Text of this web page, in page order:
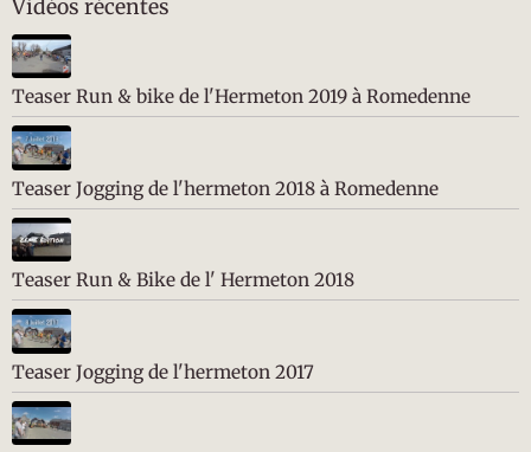
Vidéos récentes
Teaser Run & bike de l'Hermeton 2019 à Romedenne
Teaser Jogging de l'hermeton 2018 à Romedenne
Teaser Run & Bike de l' Hermeton 2018
Teaser Jogging de l'hermeton 2017